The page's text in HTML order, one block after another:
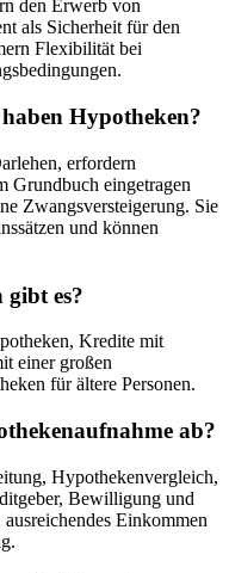
den Erwerb von
als Sicherheit für den
Flexibilität bei
Hypotheken?
erfordern
Grundbuch eingetragen
Zwangsversteigerung. Sie
und können
es?
Kredite mit
einer großen
für ältere Personen.
ab?
Hypothekenvergleich,
Bewilligung und
Einkommen